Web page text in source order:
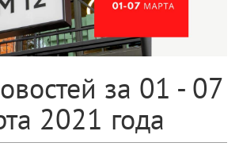
за 01 - 07
2021 года